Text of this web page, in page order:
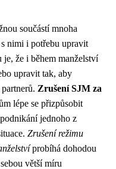
součástí mnoha
nimi i potřebu upravit
že i během manželství
upravit tak, aby
Zrušení SJM za
lépe se přizpůsobit
jednoho z
Zrušení režimu
probíhá dohodou
větší míru